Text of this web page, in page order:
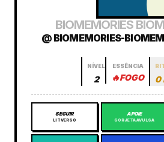
BIOMEMORIES
@ BIOMEMORIES-
NÍVEL
2
ESSÊNCIA
🔥FOGO 0
SEGUIR
LITVERSO
APOIE
GORJETA AVULSA